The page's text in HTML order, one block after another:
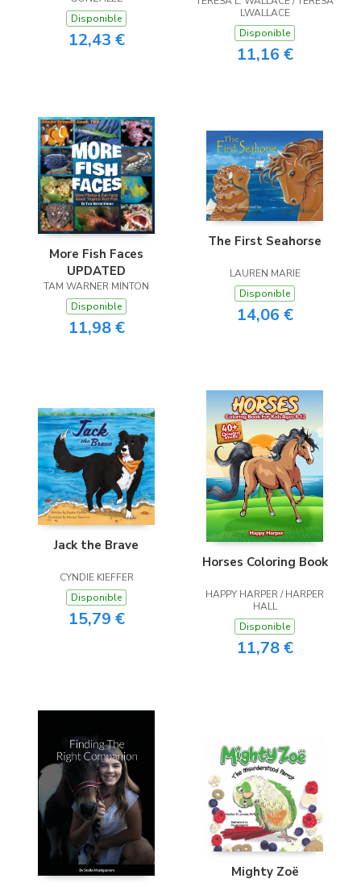
Disponible
12,43 €
LWALLACE
Disponible
11,16 €
More Fish Faces
UPDATED
TAM WARNER MINTON
Disponible
11,98 €
The First Seahorse
LAUREN MARIE
Disponible
14,06 €
Jack the Brave
CYNDIE KIEFFER
Disponible
15,79 €
Horses Coloring Book
HAPPY HARPER / HARPER
HALL
Disponible
11,78 €
Mighty Zoë